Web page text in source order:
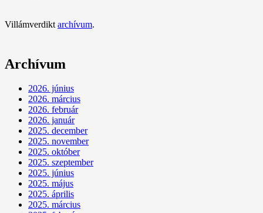
Villámverdikt archívum.
Archívum
2026. június
2026. március
2026. február
2026. január
2025. december
2025. november
2025. október
2025. szeptember
2025. június
2025. május
2025. április
2025. március